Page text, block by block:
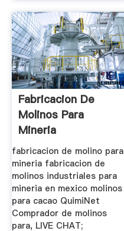
Fabricacion De
Molinos Para
Mineria
fabricacion de molino para
mineria fabricacion de
molinos industriales para
mineria en mexico molinos
para cacao QuimiNet
Comprador de molinos
para, LIVE CHAT;